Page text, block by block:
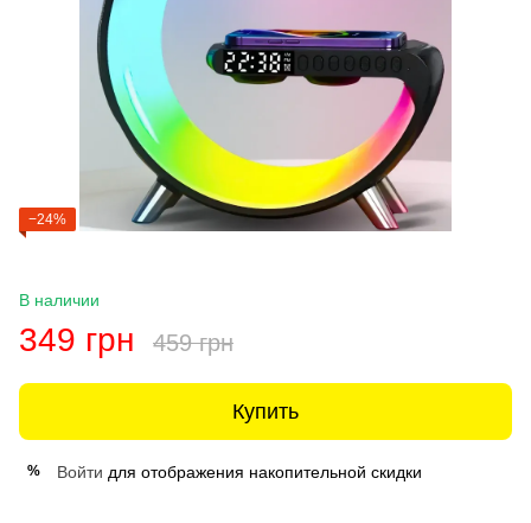
−24%
В наличии
349 грн 459 грн
Купить
% Войти для отображения накопительной скидки